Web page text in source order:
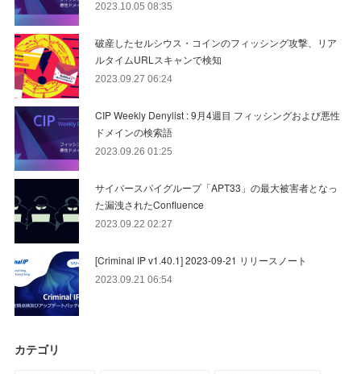
2023.10.05 08:35
破産したセルシウス・コインのフィッシング攻撃、リア
ルタイムURLスキャンで検知
2023.09.27 06:24
CIP Weekly Denylist : 9月4週目 フィッシングおよび悪性
ドメインの検索語
2023.09.26 01:25
サイバースパイグループ「APT33」の最大被害者となっ
た漏洩されたConfluence
2023.09.22 02:27
[Criminal IP v1.40.1] 2023-09-21 リリースノート
2023.09.21 06:54
カテゴリ